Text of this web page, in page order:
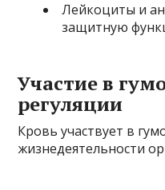
Лейкоциты и
защитную
Участие в
регуляции
Кровь участвует в
жизнедеятельности